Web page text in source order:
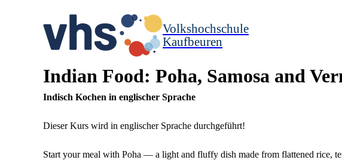
Volkshochschule
Kaufbeuren
Indian Food: Poha, Samosa and
Indisch Kochen in englischer Sprache
Dieser Kurs wird in englischer Sprache durchgeführt!
Start your meal with Poha — a light and fluffy dish made from flattened rice,